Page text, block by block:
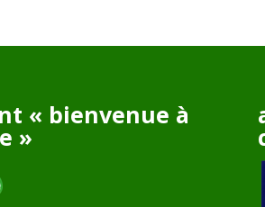
« bienvenue à
»